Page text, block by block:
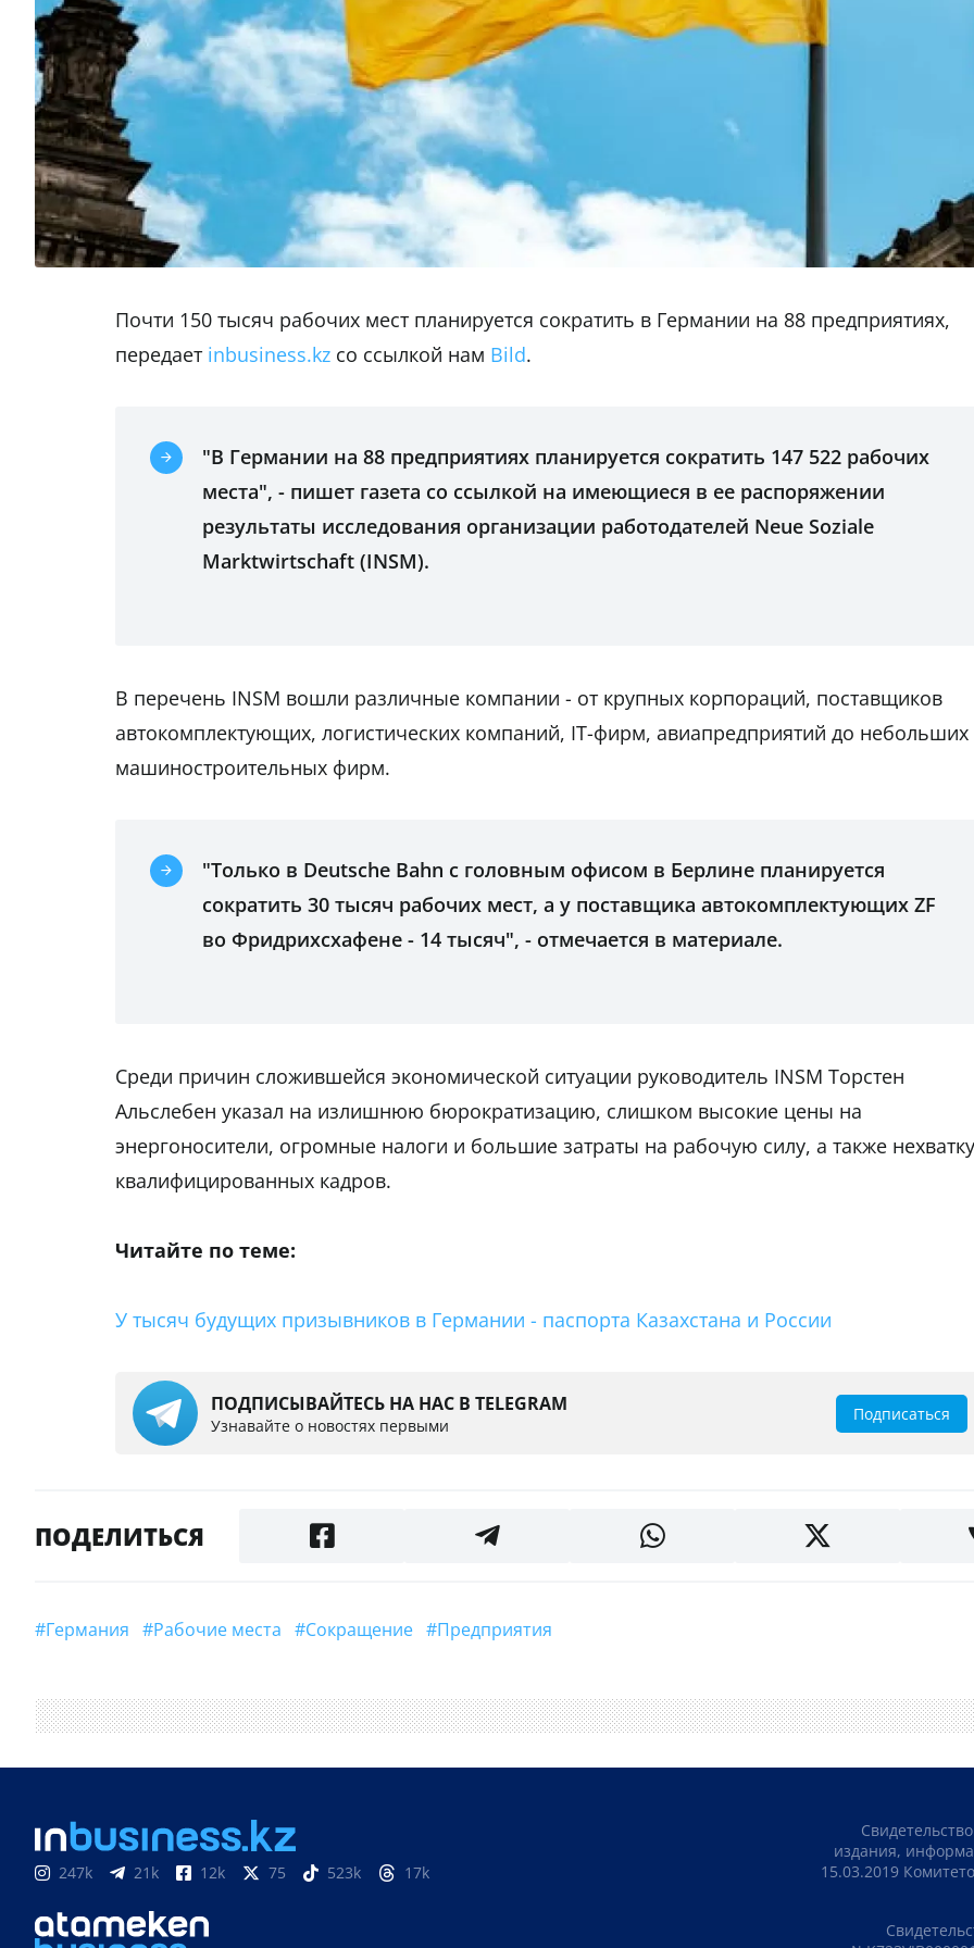
Почти 150 тысяч рабочих мест планируется сократить в Германии на 88 предприятиях,
передает inbusiness.kz со ссылкой нам Bild.
"В Германии на 88 предприятиях планируется сократить 147 522 рабочих
места", - пишет газета со ссылкой на имеющиеся в ее распоряжении
результаты исследования организации работодателей Neue Soziale
Marktwirtschaft (INSM).
В перечень INSM вошли различные компании - от крупных корпораций, поставщиков
автокомплектующих, логистических компаний, IT-фирм, авиапредприятий до небольших
машиностроительных фирм.
"Только в Deutsche Bahn с головным офисом в Берлине планируется
сократить 30 тысяч рабочих мест, а у поставщика автокомплектующих ZF
во Фридрихсхафене - 14 тысяч", - отмечается в материале.
Среди причин сложившейся экономической ситуации руководитель INSM Торстен
Альслебен указал на излишнюю бюрократизацию, слишком высокие цены на
энергоносители, огромные налоги и большие затраты на рабочую силу, а также нехватку
квалифицированных кадров.
Читайте по теме:
У тысяч будущих призывников в Германии - паспорта Казахстана и России
ПОДПИСЫВАЙТЕСЬ НА НАС В TELEGRAM
Узнавайте о новостях первыми
Подписаться
ПОДЕЛИТЬСЯ
#Германия #рабочие места #сокращение #предприятия
247k 21k 12k 75 523k 17k
издания,
15.03.2019